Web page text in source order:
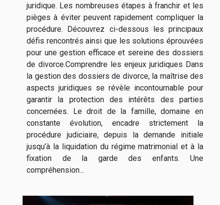
juridique. Les nombreuses étapes à franchir et les
pièges à éviter peuvent rapidement compliquer la
procédure. Découvrez ci-dessous les principaux
défis rencontrés ainsi que les solutions éprouvées
pour une gestion efficace et sereine des dossiers
de divorce.Comprendre les enjeux juridiques Dans
la gestion des dossiers de divorce, la maîtrise des
aspects juridiques se révèle incontournable pour
garantir la protection des intérêts des parties
concernées. Le droit de la famille, domaine en
constante évolution, encadre strictement la
procédure judiciaire, depuis la demande initiale
jusqu’à la liquidation du régime matrimonial et à la
fixation de la garde des enfants. Une
compréhension...